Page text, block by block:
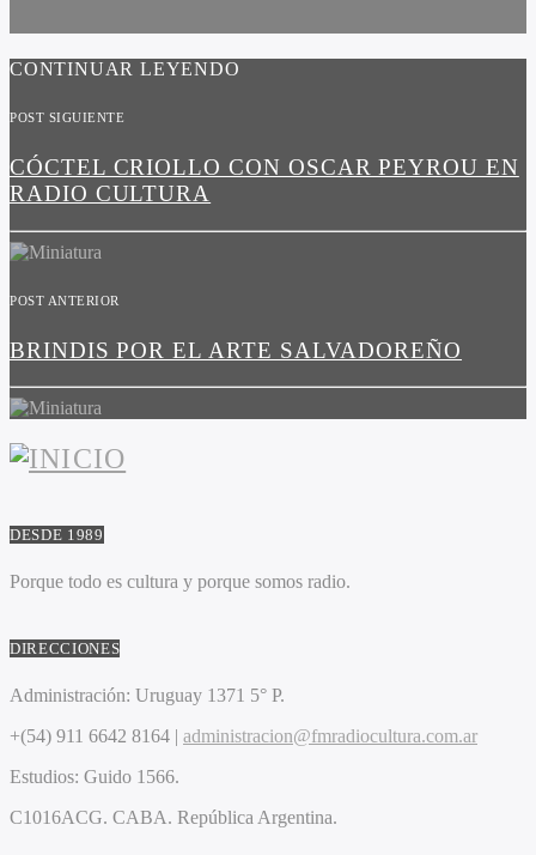
CONTINUAR LEYENDO
POST SIGUIENTE
CÓCTEL CRIOLLO CON OSCAR PEYROU EN
RADIO CULTURA
POST ANTERIOR
BRINDIS POR EL ARTE SALVADOREÑO
DESDE 1989
Porque todo es cultura y porque somos radio.
DIRECCIONES
Administración: Uruguay 1371 5° P.
+(54) 911 6642 8164 | administracion@fmradiocultura.com.ar
Estudios: Guido 1566.
C1016ACG. CABA. República Argentina.